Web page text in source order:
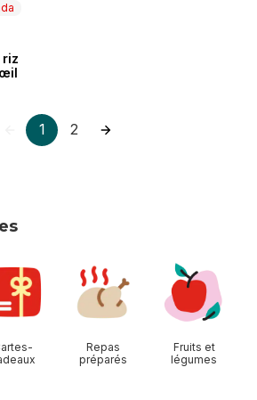
riz
1 2
Repas
préparés
Fruits et
légumes